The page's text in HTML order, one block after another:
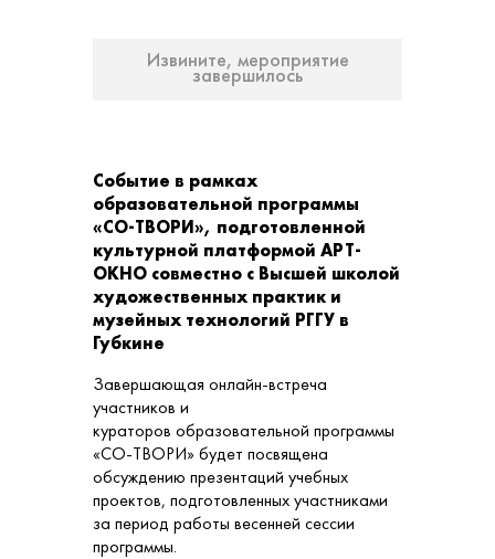
Извините, мероприятие
завершилось
Событие в рамках
образовательной программы
«СО-ТВОРИ», подготовленной
культурной платформой АРТ-
ОКНО совместно с Высшей школой
художественных практик и
музейных технологий РГГУ в
Губкине
Завершающая онлайн-встреча
участников и
кураторов образовательной программы
«СО-ТВОРИ» будет посвящена
обсуждению презентаций учебных
проектов, подготовленных участниками
за период работы весенней сессии
программы.